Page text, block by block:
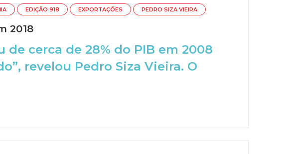
EDIÇÃO 918 EXPORTAÇÕES PEDRO SIZA VIEIRA
2018
de cerca de 28% do PIB em 2008
revelou Pedro Siza Vieira. O